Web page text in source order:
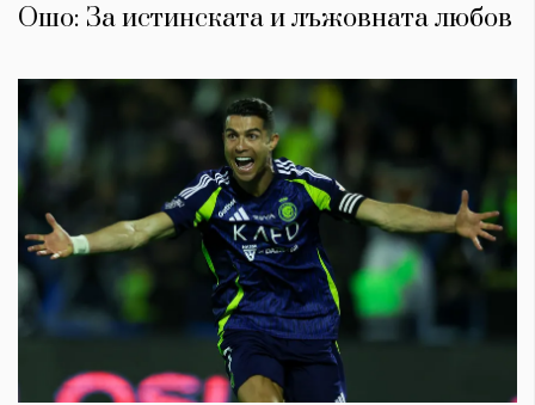
Ошо: За истинската и лъжовната любов